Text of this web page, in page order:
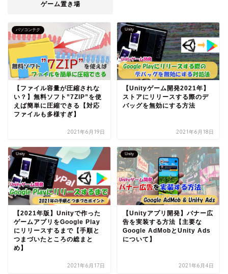
ゲーム置き場
パソコンテク
【ファイル容量が圧縮されな
い？】無料ソフト”7ZIP”を使
えば簡単に圧縮できる【対応
ファイルも多様すぎ】
2021年6月19日
Unity
【Unityゲーム開発2021年】
ストアにリリースする際のデ
バッグを無効にする方法
2021年6月18日
Unity
【2021年版】Unityで作った
ゲームアプリをGoogle Play
にリリースするまで【手順と
つまづいたところの総まと
め】
2021年6月17日
Unity
【Unityアプリ開発】バナー広
告を実装する方法【主要な
Google AdMobとUnity Ads
について】
2021年6月4日